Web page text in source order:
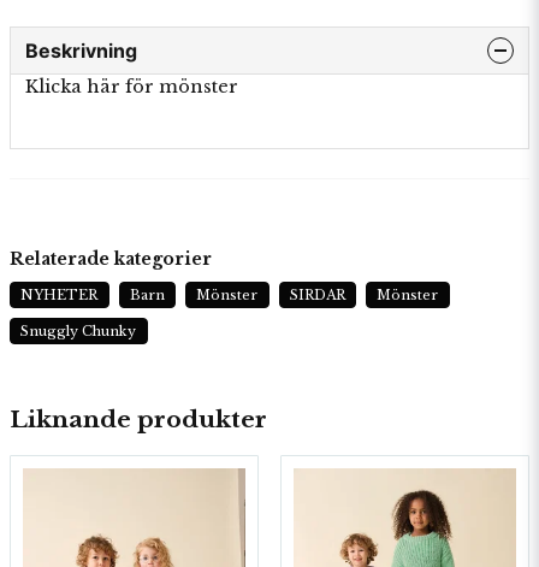
Beskrivning
Klicka här för mönster
Liknande produkter
Relaterade kategorier
NYHETER Barn Mönster SIRDAR Mönster
Snuggly Chunky